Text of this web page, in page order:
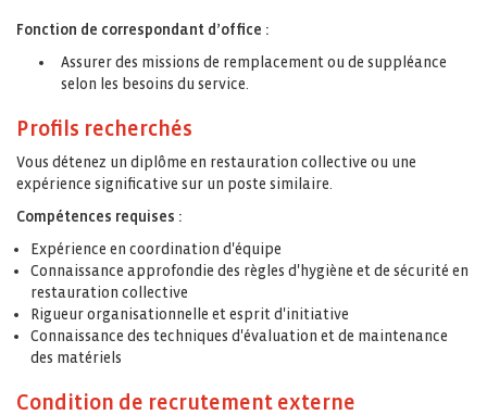
Fonction de correspondant d’office :
Assurer des missions de remplacement ou de suppléance
selon les besoins du service.
Profils recherchés
Vous détenez un diplôme en restauration collective ou une
expérience significative sur un poste similaire.
Compétences requises :
Expérience en coordination d'équipe
Connaissance approfondie des règles d'hygiène et de sécurité en
restauration collective
Rigueur organisationnelle et esprit d'initiative
Connaissance des techniques d'évaluation et de maintenance
des matériels
Condition de recrutement externe